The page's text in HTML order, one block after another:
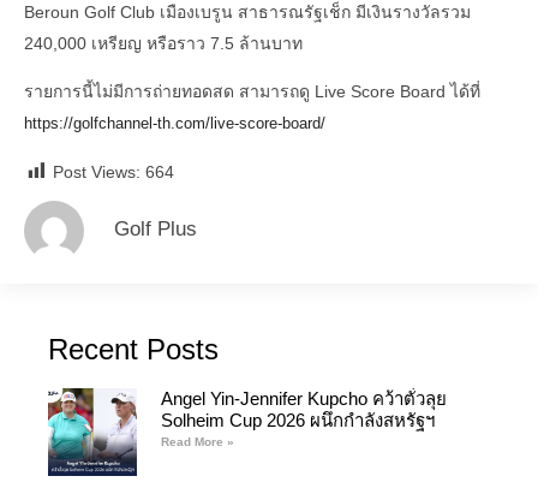
Beroun Golf Club เมืองเบรูน สาธารณรัฐเช็ก มีเงินรางวัลรวม
240,000 เหรียญ หรือราว 7.5 ล้านบาท
รายการนี้ไม่มีการถ่ายทอดสด สามารถดู Live Score Board ได้ที่
https://golfchannel-th.com/live-score-board/
Post Views: 664
Golf Plus
Recent Posts
Angel Yin-Jennifer Kupcho คว้าตั๋วลุย
Solheim Cup 2026 ผนึกกำลังสหรัฐฯ
Read More »